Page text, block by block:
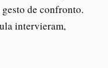
de confronto.
intervieram,